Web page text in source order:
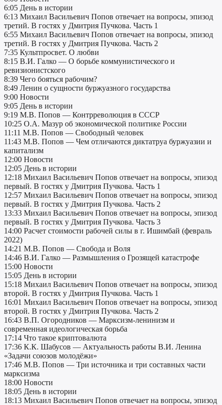
6:05 День в истории
6:13 Михаил Васильевич Попов отвечает на вопросы, эпизод
третий. В гостях у Дмитрия Пучкова. Часть 1
6:55 Михаил Васильевич Попов отвечает на вопросы, эпизод
третий. В гостях у Дмитрия Пучкова. Часть 2
7:35 Культпросвет. О любви
8:15 В.И. Галко — О борьбе коммунистического и
ревизионистского
8:39 Чего бояться рабочим?
8:49 Ленин о сущности буржуазного государства
9:00 Новости
9:05 День в истории
9:19 М.В. Попов — Контрреволюция в СССР
10:25 О.А. Мазур об экономической политике России
11:11 М.В. Попов — Свободный человек
11:43 М.В. Попов — Чем отличаются диктатруа буржуазии и
капитализм
12:00 Новости
12:05 День в истории
12:18 Михаил Васильевич Попов отвечает на вопросы, эпизод
первый. В гостях у Дмитрия Пучкова. Часть 1
12:57 Михаил Васильевич Попов отвечает на вопросы, эпизод
первый. В гостях у Дмитрия Пучкова. Часть 2
13:33 Михаил Васильевич Попов отвечает на вопросы, эпизод
первый. В гостях у Дмитрия Пучкова. Часть 3
14:00 Расчет стоимости рабочей силы в г. Ишимбай (февраль
2022)
14:21 М.В. Попов — Свобода и Воля
14:46 В.И. Галко — Размышления о Грозящей катастрофе
15:00 Новости
15:05 День в истории
15:18 Михаил Васильевич Попов отвечает на вопросы, эпизод
второй. В гостях у Дмитрия Пучкова. Часть 1
16:01 Михаил Васильевич Попов отвечает на вопросы, эпизод
второй. В гостях у Дмитрия Пучкова. Часть 2
16:43 В.П. Огородников — Марксизм-ленинизм и
современная идеологическая борьба
17:14 Что такое криптовалюта
17:36 К.К. Шабусов — Актуальность работы В.И. Ленина
«Задачи союзов молодёжи»
17:46 М.В. Попов — Три источника и три составных части
марксизма
18:00 Новости
18:05 День в истории
18:13 Михаил Васильевич Попов отвечает на вопросы, эпизод